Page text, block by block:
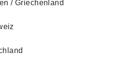
/ Griechenland